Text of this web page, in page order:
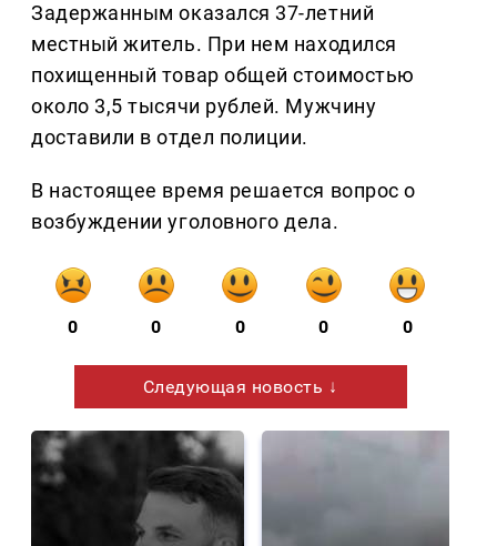
Задержанным оказался 37-летний
местный житель. При нем находился
похищенный товар общей стоимостью
около 3,5 тысячи рублей. Мужчину
доставили в отдел полиции.
В настоящее время решается вопрос о
возбуждении уголовного дела.
0 0 0 0 0
Следующая новость ↓